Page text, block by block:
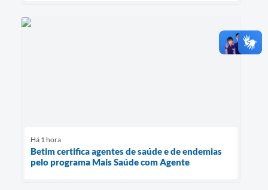
Há 1 hora
Betim certifica agentes de saúde e de endemias
pelo programa Mais Saúde com Agente